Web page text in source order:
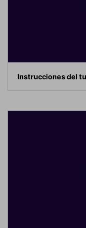
Instrucciones del